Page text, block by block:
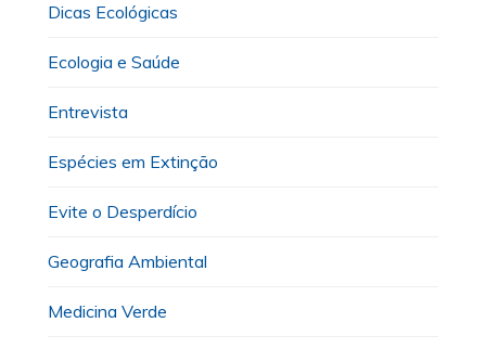
Dicas Ecológicas
Ecologia e Saúde
Entrevista
Espécies em Extinção
Evite o Desperdício
Geografia Ambiental
Medicina Verde